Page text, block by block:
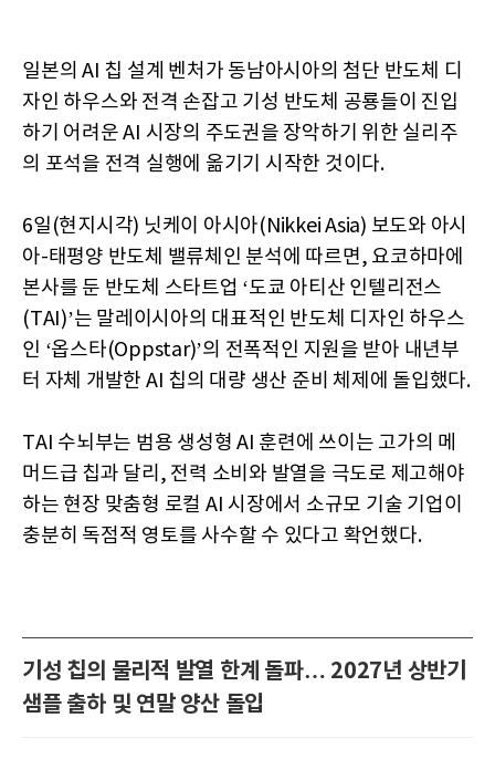
일본의 AI 칩 설계 벤처가 동남아시아의 첨단 반도체 디
자인 하우스와 전격 손잡고 기성 반도체 공룡들이 진입
하기 어려운 AI 시장의 주도권을 장악하기 위한 실리주
의 포석을 전격 실행에 옮기기 시작한 것이다.
6일(현지시각) 닛케이 아시아(Nikkei Asia) 보도와 아시
아-태평양 반도체 밸류체인 분석에 따르면, 요코하마에
본사를 둔 반도체 스타트업 ‘도쿄 아티산 인텔리전스
(TAI)’는 말레이시아의 대표적인 반도체 디자인 하우스
인 ‘옵스타(Oppstar)’의 전폭적인 지원을 받아 내년부
터 자체 개발한 AI 칩의 대량 생산 준비 체제에 돌입했다.
TAI 수뇌부는 범용 생성형 AI 훈련에 쓰이는 고가의 메
머드급 칩과 달리, 전력 소비와 발열을 극도로 제고해야
하는 현장 맞춤형 로컬 AI 시장에서 소규모 기술 기업이
충분히 독점적 영토를 사수할 수 있다고 확언했다.
기성 칩의 물리적 발열 한계 돌파… 2027년 상반기
샘플 출하 및 연말 양산 돌입